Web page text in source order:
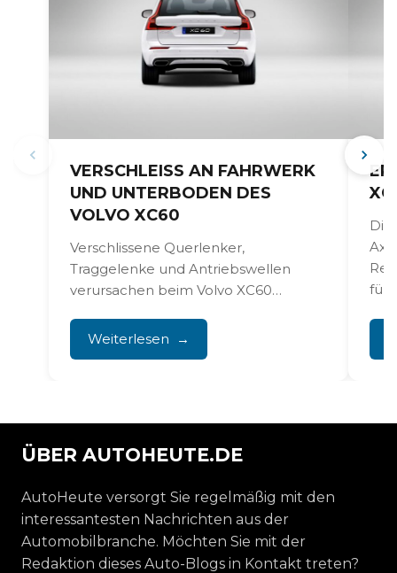
VERSCHLEISS AN FAHRWERK U
ND UNTERBODEN DES V
OLVO XC60
Verschlissene Querlenker,
Traggelenke und Antriebswellen
verursachen beim Volvo XC60
Schläge in der Lenkung. Diese
Probleme treten häufig...
Weiterlesen
Die
ÜBER AUTOHEUTE.DE
AutoHeute versorgt Sie regelmäßig mit den
interessantesten Nachrichten aus der
Automobilbranche. Möchten Sie mit der
Redaktion dieses Auto-Blogs in Kontakt treten?